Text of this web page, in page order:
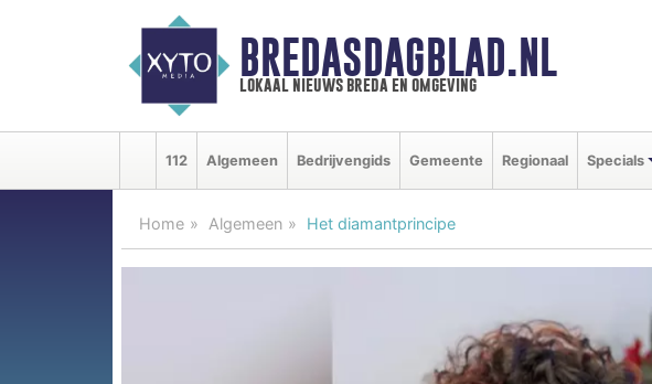
BREDASDAGBLAD.NL
lokaal nieuws breda en omgeving
112 Algemeen Bedrijvengids Gemeente Regionaal Specials
Home Algemeen Het diamantprincipe